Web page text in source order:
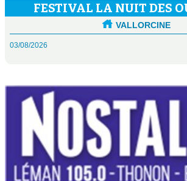
FESTIVAL LA NUIT DES
VALLORCINE
03/08/2026